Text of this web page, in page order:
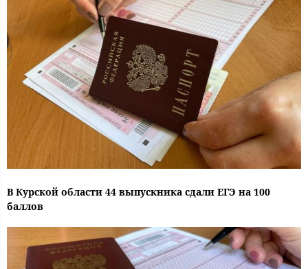
В Курской области 44 выпускника сдали ЕГЭ на 100
баллов